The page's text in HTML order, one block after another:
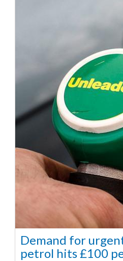
Demand for
petrol hits £100